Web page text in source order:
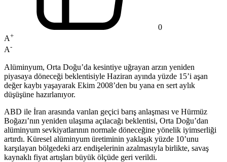
0
A+
A-
Alüminyum, Orta Doğu’da kesintiye uğrayan arzın yeniden
piyasaya döneceği beklentisiyle Haziran ayında yüzde 15’i aşan
değer kaybı yaşayarak Ekim 2008’den bu yana en sert aylık
düşüşüne hazırlanıyor.
ABD ile İran arasında varılan geçici barış anlaşması ve Hürmüz
Boğazı’nın yeniden ulaşıma açılacağı beklentisi, Orta Doğu’dan
alüminyum sevkiyatlarının normale döneceğine yönelik iyimserliği
artırdı. Küresel alüminyum üretiminin yaklaşık yüzde 10’unu
karşılayan bölgedeki arz endişelerinin azalmasıyla birlikte, savaş
kaynaklı fiyat artışları büyük ölçüde geri verildi.